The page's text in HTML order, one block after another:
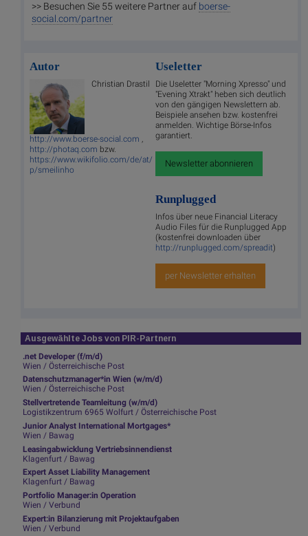
>> Besuchen Sie 55 weitere Partner auf boerse-
social.com/partner
Autor
Christian Drastil
http://www.boerse-social.com ,
http://photaq.com bzw.
https://www.wikifolio.com/de/at/
p/smeilinho
Useletter
Die Useletter "Morning Xpresso" und
"Evening Xtrakt" heben sich deutlich
von den gängigen Newslettern ab.
Beispiele ansehen bzw. kostenfrei
anmelden. Wichtige Börse-Infos
garantiert.
Newsletter abonnieren
Runplugged
Infos über neue Financial Literacy
Audio Files für die Runplugged App
(kostenfrei downloaden über
http://runplugged.com/spreadit)
per Newsletter erhalten
Ausgewählte Jobs von PIR-Partnern
.net Developer (f/m/d)
Wien / Österreichische Post
Datenschutzmanager*in Wien (w/m/d)
Wien / Österreichische Post
Stellvertretende Teamleitung (w/m/d)
Logistikzentrum 6965 Wolfurt / Österreichische Post
Junior Analyst International Mortgages*
Wien / Bawag
Leasingabwicklung Vertriebsinnendienst
Klagenfurt / Bawag
Expert Asset Liability Management
Klagenfurt / Bawag
Portfolio Manager:in Operation
Wien / Verbund
Expert:in Bilanzierung mit Projektaufgaben
Wien / Verbund